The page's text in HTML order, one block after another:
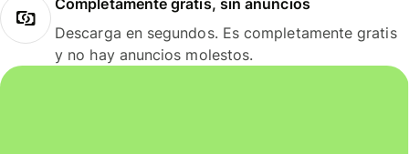
Descarga en segundos. Es completamente gratis
y no hay anuncios molestos.